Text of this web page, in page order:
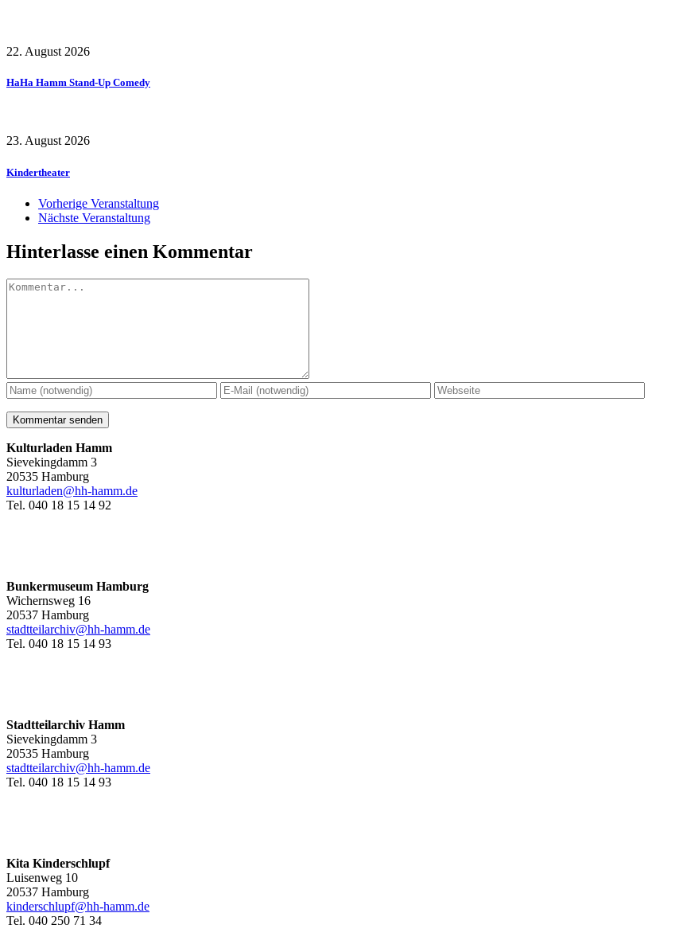
22. August 2026
HaHa Hamm Stand-Up Comedy
23. August 2026
Kindertheater
Vorherige Veranstaltung
Nächste Veranstaltung
Hinterlasse einen Kommentar
Kommentar
Kulturladen Hamm
Sievekingdamm 3
20535 Hamburg
kulturladen@hh-hamm.de
Tel. 040 18 15 14 92
Bunkermuseum Hamburg
Wichernsweg 16
20537 Hamburg
stadtteilarchiv@hh-hamm.de
Tel. 040 18 15 14 93
Stadtteilarchiv Hamm
Sievekingdamm 3
20535 Hamburg
stadtteilarchiv@hh-hamm.de
Tel. 040 18 15 14 93
Kita Kinderschlupf
Luisenweg 10
20537 Hamburg
kinderschlupf@hh-hamm.de
Tel. 040 250 71 34